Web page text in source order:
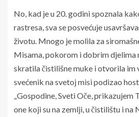
No, kad je u 20. godini spoznala
rastresa, sva se posvećuje
životu. Mnogo je molila za
Misama, pokorom i dobrim djelima
skratila čistilišne muke i otvorila im
svećenik na svetoj misi podizao
„Gospodine, Sveti Oče, prikazujem
one koji su na zemlji, u čistilištu i na